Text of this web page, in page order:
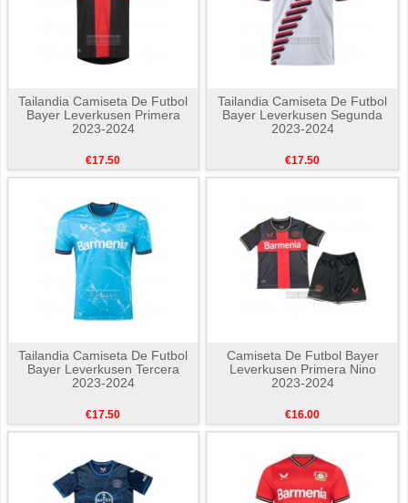
Tailandia Camiseta De Futbol
Bayer Leverkusen Primera
2023-2024
€17.50
Tailandia Camiseta De Futbol
Bayer Leverkusen Segunda
2023-2024
€17.50
Tailandia Camiseta De Futbol
Bayer Leverkusen Tercera
2023-2024
€17.50
Camiseta De Futbol Bayer
Leverkusen Primera Nino
2023-2024
€16.00